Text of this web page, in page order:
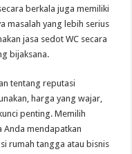
berkala juga memiliki
masalah yang lebih serius
jasa sedot WC secara
bijaksana.
tentang reputasi
harga yang wajar,
penting. Memilih
Anda mendapatkan
rumah tangga atau bisnis